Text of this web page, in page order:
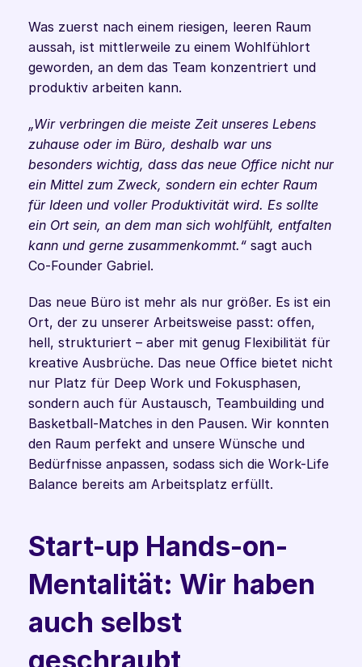
Was zuerst nach einem riesigen, leeren Raum
aussah, ist mittlerweile zu einem Wohlfühlort
geworden, an dem das Team konzentriert und
produktiv arbeiten kann.
„Wir verbringen die meiste Zeit unseres Lebens
zuhause oder im Büro, deshalb war uns
besonders wichtig, dass das neue Office nicht nur
ein Mittel zum Zweck, sondern ein echter Raum
für Ideen und voller Produktivität wird. Es sollte
ein Ort sein, an dem man sich wohlfühlt, entfalten
kann und gerne zusammenkommt.“ sagt auch
Co-Founder Gabriel.
Das neue Büro ist mehr als nur größer. Es ist ein
Ort, der zu unserer Arbeitsweise passt: offen,
hell, strukturiert – aber mit genug Flexibilität für
kreative Ausbrüche. Das neue Office bietet nicht
nur Platz für Deep Work und Fokusphasen,
sondern auch für Austausch, Teambuilding und
Basketball-Matches in den Pausen. Wir konnten
den Raum perfekt and unsere Wünsche und
Bedürfnisse anpassen, sodass sich die Work-Life
Balance bereits am Arbeitsplatz erfüllt.
Start-up Hands-on-
Mentalität: Wir haben
auch selbst
geschraubt